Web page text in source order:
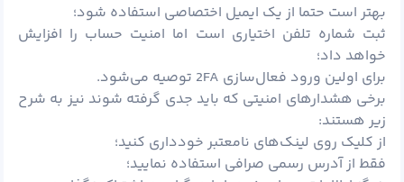
بهتر است حتما از یک ایمیل اختصاصی استفاده شود؛
ثبت شماره تلفن اختیاری است اما امنیت حساب را افزایش
خواهد داد؛
برای اولین ورود فعال‌سازی 2FA توصیه می‌شود.
برخی هشدارهای امنیتی که باید جدی گرفته شوند نیز به شرح
زیر هستند:
از کلیک روی لینک‌های نامعتبر خودداری کنید؛
فقط از آدرس رسمی صرافی استفاده نمایید؛